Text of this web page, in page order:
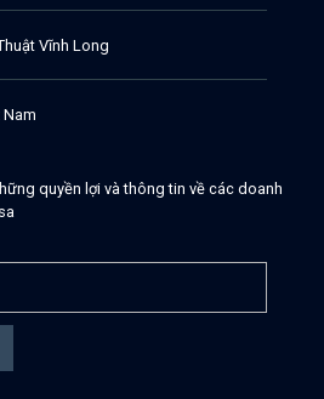
Vĩnh Long
quyền lợi và thông tin về các doanh